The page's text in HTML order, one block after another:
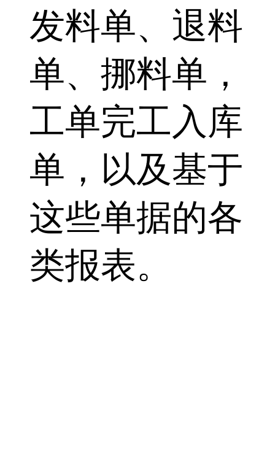
发料单、退料
单、挪料单，
工单完工入库
单，以及基于
这些单据的各
类报表。